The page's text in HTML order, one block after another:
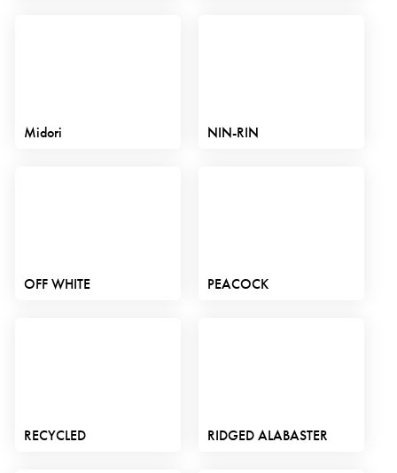
Midori NIN-RIN
OFF WHITE PEACOCK
RECYCLED RIDGED ALABASTER